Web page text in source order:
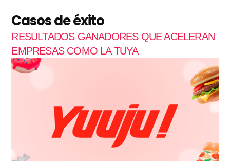
Casos de éxito
RESULTADOS GANADORES QUE ACELERAN
EMPRESAS COMO LA TUYA